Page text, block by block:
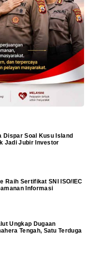
Dispar Soal Kusu Island
Jadi Jubir Investor
Raih Sertifikat SNI ISO/IEC
Informasi
Ungkap Dugaan
Tengah, Satu Terduga